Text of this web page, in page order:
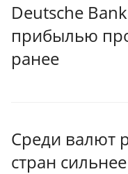
Deutsche
прибылью
ранее
Среди валют
стран